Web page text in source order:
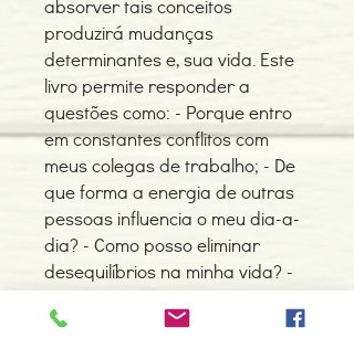
absorver tais conceitos
produzirá mudanças
determinantes e, sua vida. Este
livro permite responder a
questões como: - Porque entro
em constantes conflitos com
meus colegas de trabalho; - De
que forma a energia de outras
pessoas influencia o meu dia-a-
dia? - Como posso eliminar
desequilíbrios na minha vida? -
Como posso viver um
relacionamento saudável?